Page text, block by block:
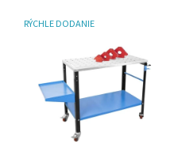
RÝCHLE DODANIE